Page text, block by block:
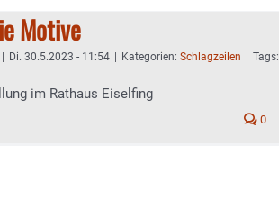
Motive
Di. 30.5.2023 - 11:54 Kategorien: Schlagzeilen
Tags:
im Rathaus Eiselfing
0